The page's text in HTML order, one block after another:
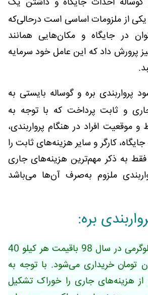
یکی از ملزومات اساسی است درحالی‌که
در جایگاه و مکان‌هایی همانند
پرورش داد که این عامل خود سرمایه
پرواربندی بره و گوساله بایستی به
و ثابت پرداخت که با توجه به
موقعیت افراد در هنگام پرواربندی،
کارگر و سایر هزینه‌های ثابت را
به ذکر مهم‌ترین هزینه‌های جاری
ملزوم به‌صرف آن‌ها می‌باشد
بره:
یک بره 25 کیلوگرمی در سال 98 باقیمت هر کیلو 40
1 میلیون تومان خریداری می‌شود. با توجه به
از هزینه‌های جاری را خوراک تشکیل